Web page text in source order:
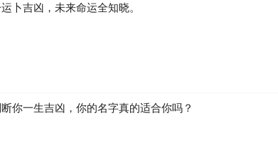
卜吉凶，未来命运全知晓。
你一生吉凶，你的名字真的适合你吗？